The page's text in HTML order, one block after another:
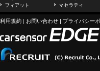
フィアット
マセラティ
利用規約 | お問い合わせ | プライバシー